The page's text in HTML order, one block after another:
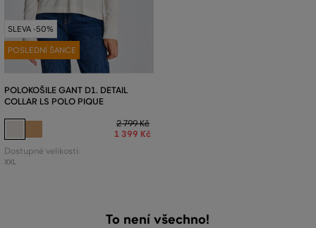
SLEVA -50%
POSLEDNÍ ŠANCE
POLOKOŠILE GANT D1. DETAIL
COLLAR LS POLO PIQUE
2 799 Kč
1 399 Kč
Dostupné velikosti:
XXL
To není všechno!